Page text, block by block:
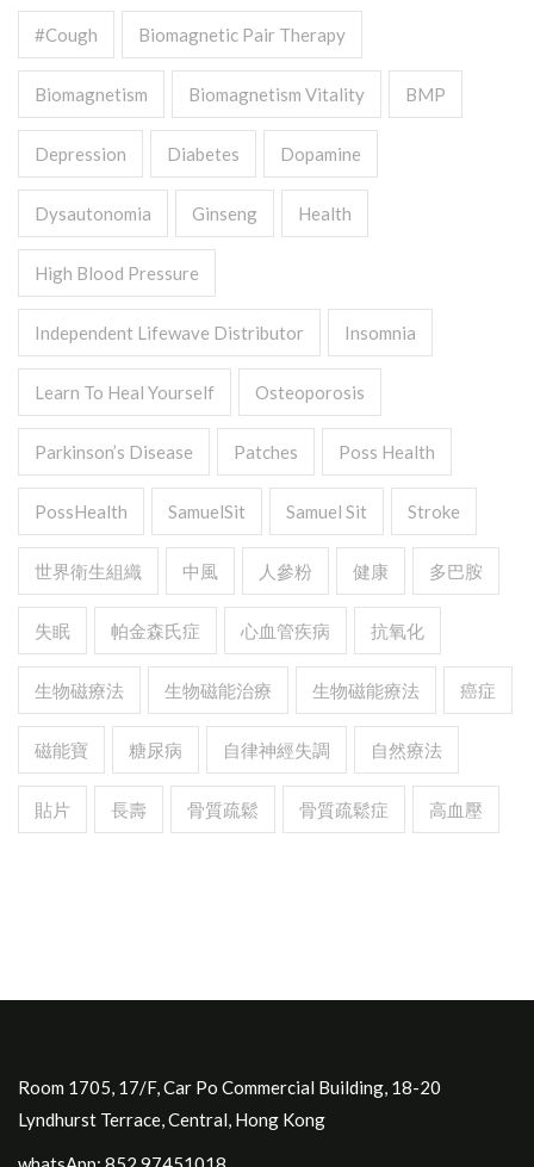
#cough Biomagnetic Pair Therapy
Biomagnetism Biomagnetism Vitality BMP
Depression Diabetes Dopamine
Dysautonomia Ginseng Health
High Blood Pressure
Independent Lifewave Distributor Insomnia
Learn To Heal Yourself Osteoporosis
Parkinson’s Disease Patches Poss Health
PossHealth SamuelSit Samuel Sit Stroke
世界衛生組織 中風 人參粉 健康 多巴胺
失眠 帕金森氏症 心血管疾病 抗氧化
生物磁療法 生物磁能治療 生物磁能療法 癌症
磁能寶 糖尿病 自律神經失調 自然療法
貼片 長壽 骨質疏鬆 骨質疏鬆症 高血壓
Room 1705, 17/F, Car Po Commercial Building, 18-20
Lyndhurst Terrace, Central, Hong Kong